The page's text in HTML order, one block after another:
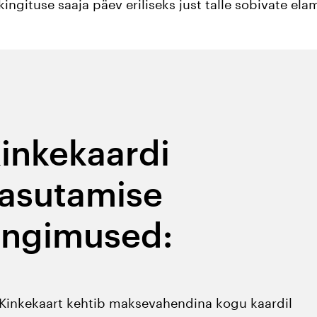
saaja päev eriliseks just talle sobivate
Kinkekaart kehtib maksevahendina kogu kaardil